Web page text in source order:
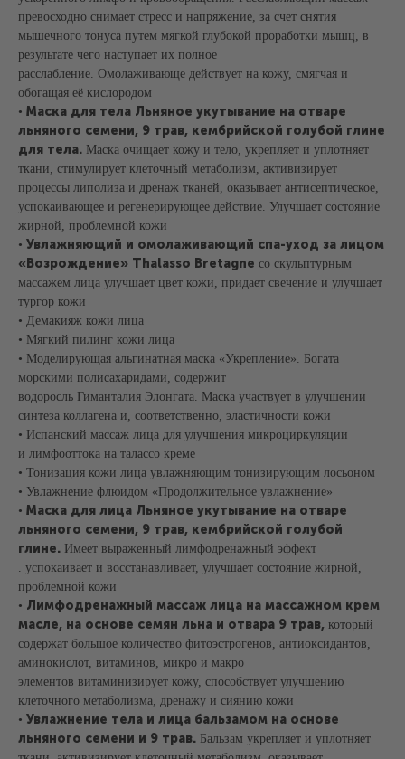
превосходно снимает стресс и напряжение, за счет снятия
мышечного тонуса путем мягкой глубокой проработки мышц, в
результате чего наступает их полное
расслабление. Омолаживающе действует на кожу, смягчая и
обогащая её кислородом
• Маска для тела Льняное укутывание на отваре
льняного семени, 9 трав, кембрийской голубой глине
для тела. Маска очищает кожу и тело, укрепляет и уплотняет
ткани, стимулирует клеточный метаболизм, активизирует
процессы липолиза и дренаж тканей, оказывает антисептическое,
успокаивающее и регенерирующее действие. Улучшает состояние
жирной, проблемной кожи
• Увлажняющий и омолаживающий спа-уход за лицом
«Возрождение» Thalasso Bretagne со скульптурным
массажем лица улучшает цвет кожи, придает свечение и улучшает
тургор кожи
• Демакияж кожи лица
• Мягкий пилинг кожи лица
• Моделирующая альгинатная маска «Укрепление». Богата
морскими полисахаридами, содержит
водоросль Гиманталия Элонгата. Маска участвует в улучшении
синтеза коллагена и, соответственно, эластичности кожи
• Испанский массаж лица для улучшения микроциркуляции
и лимфооттока на талассо креме
• Тонизация кожи лица увлажняющим тонизирующим лосьоном
• Увлажнение флюидом «Продолжительное увлажнение»
• Маска для лица Льняное укутывание на отваре
льняного семени, 9 трав, кембрийской голубой
глине. Имеет выраженный лимфодренажный эффект
. успокаивает и восстанавливает, улучшает состояние жирной,
проблемной кожи
• Лимфодренажный массаж лица на массажном крем
масле, на основе семян льна и отвара 9 трав, который
содержат большое количество фитоэстрогенов, антиоксидантов,
аминокислот, витаминов, микро и макро
элементов витаминизирует кожу, способствует улучшению
клеточного метаболизма, дренажу и сиянию кожи
• Увлажнение тела и лица бальзамом на основе
льняного семени и 9 трав. Бальзам укрепляет и уплотняет
СПА-ПРОГРАММЫ
СПА-девичник
СПА-программы для женщин
СПА-программы для мужчин
СПА-программы для двоих
Семейные СПА-программы
СПА-программы для детей
СПА-пакеты
СПА-день
СПА-ПРОЦЕДУРЫ
Ритуалы в хаммаме
Пилинги
Обертывания
СПА-уходы за лицом
СПА-уходы за волосами
АКВАТЕРМАЛЬНАЯ
ЗОНА
Хаммам
Джакузи
Японская баня
ДОПОЛНИТЕЛЬНОЕ
MENTAL SPA
Корпоративное СПА
Сертификат СПА
+7 (495) 120-23-81
Задать вопрос
Депозитные карты
Талассо-бар
Уходы для тела и лица
Летние СПА-программы
МАССАЖИ
Массажи
Абонементы массажа
Галерея
Статьи
Официальная оферта
Способы оплаты
Контакты
Отзывы